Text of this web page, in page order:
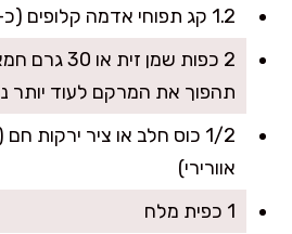
1.2 קג תפוחי אדמה קלופים (כ-6 בינוניים)
2 כפות שמן
תהפוך את המרקם לעוד יותר
1/2 כוס חלב או ציר ירקות
אוורירי)
1 כפית מלח